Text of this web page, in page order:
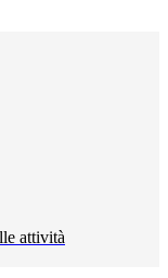
attività